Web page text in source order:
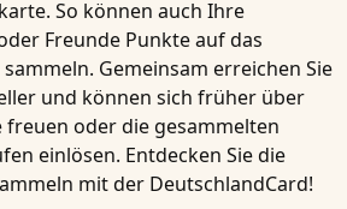
So können auch Ihre
Freunde Punkte auf das
Gemeinsam erreichen Sie
und können sich früher über
oder die gesammelten
einlösen. Entdecken Sie die
mit der DeutschlandCard!